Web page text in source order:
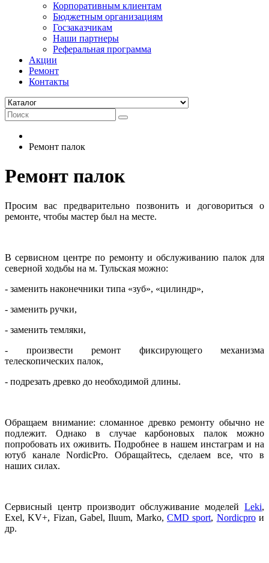
Корпоративным клиентам
Бюджетным организациям
Госзаказчикам
Наши партнеры
Реферальная программа
Акции
Ремонт
Контакты
Ремонт палок
Ремонт палок
Просим вас предварительно позвонить и договориться о
ремонте, чтобы мастер был на месте.
В сервисном центре по ремонту и обслуживанию палок для
северной ходьбы на м. Тульская можно:
- заменить наконечники типа «зуб», «цилиндр»,
- заменить ручки,
- заменить темляки,
- произвести ремонт фиксирующего механизма
телескопических палок,
- подрезать древко до необходимой длины.
Обращаем внимание: сломанное древко ремонту обычно не
подлежит. Однако в случае карбоновых палок можно
попробовать их оживить. Подробнее в нашем инстаграм и на
ютуб канале NordicPro. Обращайтесь, сделаем все, что в
наших силах.
Сервисный центр производит обслуживание моделей Leki,
Exel, KV+, Fizan, Gabel, Iluum, Marko,CMD sport, Nordicproи
др.